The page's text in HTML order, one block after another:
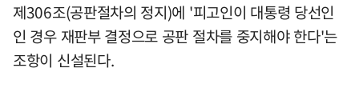
제306조(공판절차의 정지)에 '피고인이 대통령 당선인
인 경우 재판부 결정으로 공판 절차를 중지해야 한다'는
조항이 신설된다.